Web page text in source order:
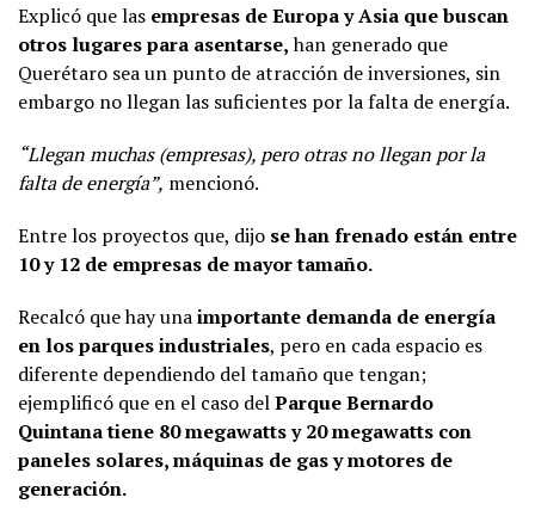
Explicó que las empresas de Europa y Asia que buscan
otros lugares para asentarse,han generado que
Querétaro sea un punto de atracción de inversiones, sin
embargo no llegan las suficientes por la falta de energía.
“Llegan muchas (empresas), pero otras no llegan por la
falta de energía”, mencionó.
Entre los proyectos que, dijo se han frenado están entre
10 y 12 de empresas de mayor tamaño.
Recalcó que hay unaimportante demanda de energía
en los parques industriales, pero en cada espacio es
diferente dependiendo del tamaño que tengan;
ejemplificó que en el caso delParque Bernardo
Quintana tiene 80 megawatts y 20 megawatts con
paneles solares, máquinas de gas y motores de
generación.